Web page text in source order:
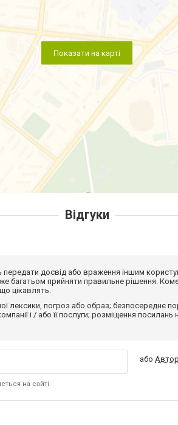
Показати на карті
Відгуки
передати досвід або враження іншим
багатьом прийняти правильне рішення.
цікавлять.
лексики, погроз або образ; безпосереднє
і / або її послуги; розміщення
на сайті
або